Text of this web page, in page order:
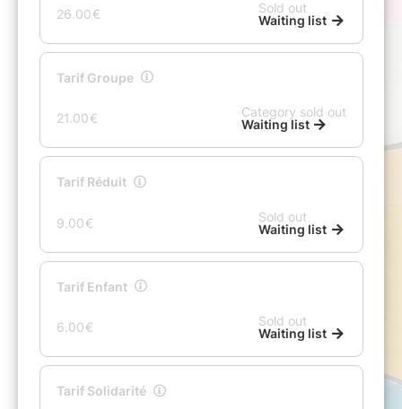
Kim, des solistes de l’Orchestre
Philharmonique de Marseille retrouvent les
pianistes Vladik Polionov, Olivier Lechardeur et
MOZART - GRIEG
Sonate n°16 K 545 (arrangement pour deux
Le Carnaval des animaux
Da-Min Kim et Dali Feng,violons
Xavier Chatillon,